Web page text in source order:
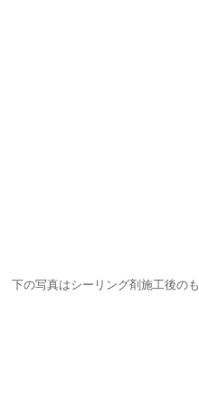
の写真はシーリング剤施工後のも